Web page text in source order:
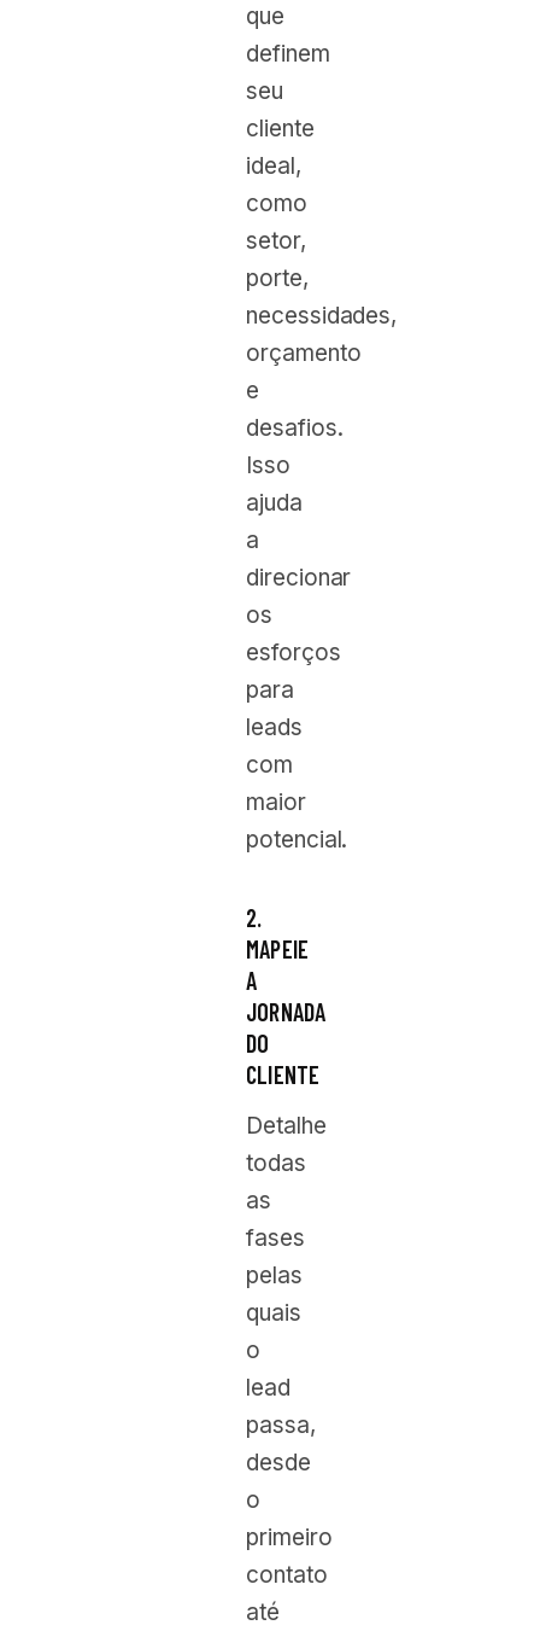
que
definem
seu
cliente
ideal,
como
setor,
porte,
necessidades,
orçamento
e
desafios.
Isso
ajuda
a
direcionar
os
esforços
para
leads
com
maior
potencial.
2.
MAPEIE
A
JORNADA
DO
CLIENTE
Detalhe
todas
as
fases
pelas
quais
o
lead
passa,
desde
o
primeiro
contato
até